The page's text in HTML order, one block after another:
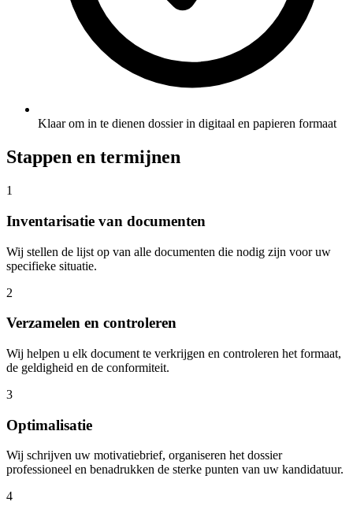
Klaar om in te dienen dossier in digitaal en papieren formaat
Stappen en termijnen
1
Inventarisatie van documenten
Wij stellen de lijst op van alle documenten die nodig zijn voor uw
specifieke situatie.
2
Verzamelen en controleren
Wij helpen u elk document te verkrijgen en controleren het formaat,
de geldigheid en de conformiteit.
3
Optimalisatie
Wij schrijven uw motivatiebrief, organiseren het dossier
professioneel en benadrukken de sterke punten van uw kandidatuur.
4